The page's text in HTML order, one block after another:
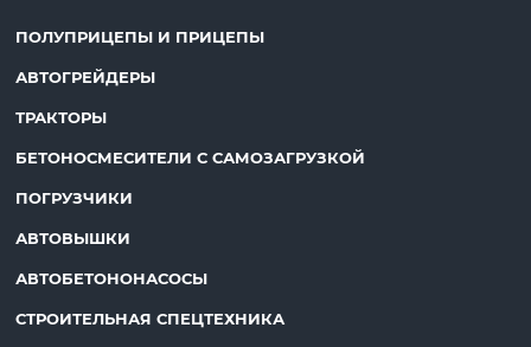
ПОЛУПРИЦЕПЫ И ПРИЦЕПЫ
АВТОГРЕЙДЕРЫ
ТРАКТОРЫ
БЕТОНОСМЕСИТЕЛИ С САМОЗАГРУЗКОЙ
ПОГРУЗЧИКИ
АВТОВЫШКИ
АВТОБЕТОНОНАСОСЫ
СТРОИТЕЛЬНАЯ СПЕЦТЕХНИКА